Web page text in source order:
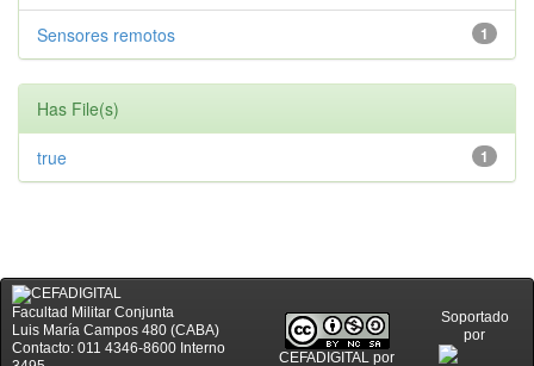
1
Sensores remotos
Has File(s)
1
true
Facultad Militar Conjunta
Luis María Campos 480 (CABA)
Contacto: 011 4346-8600 Interno
CEFADIGITAL por
Soportado
por